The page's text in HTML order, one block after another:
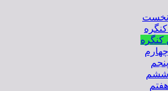
نخست
کنگره
کنگره
ششم